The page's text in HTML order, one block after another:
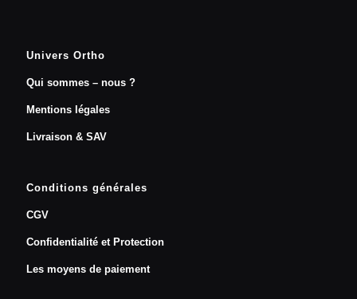
Univers Ortho
Qui sommes – nous ?
Mentions légales
Livraison & SAV
Conditions générales
CGV
Confidentialité et Protection
Les moyens de paiement